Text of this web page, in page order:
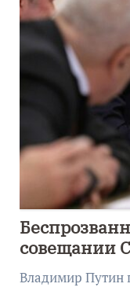
совещании
Владимир Путин